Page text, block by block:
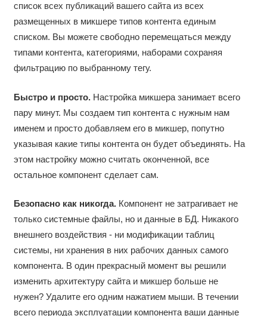
список всех публикаций вашего сайта из всех
размещенных в микшере типов контента единым
списком. Вы можете свободно перемещаться между
типами контента, категориями, наборами сохраняя
фильтрацию по выбранному тегу.
Быстро и просто.Настройка микшера занимает всего
пару минут. Мы создаем тип контента с нужным нам
именем и просто добавляем его в микшер, попутно
указывая какие типы контента он будет объединять. На
этом настройку можно считать оконченной, все
остальное компонент сделает сам.
Безопасно как никогда.Компонент не затрагивает не
только системные файлы, но и данные в БД. Никакого
внешнего воздействия - ни модификации таблиц
системы, ни хранения в них рабочих данных самого
компонента. В один прекрасный момент вы решили
изменить архитектуру сайта и микшер больше не
нужен? Удалите его одним нажатием мыши. В течении
всего периода эксплуатации компонента ваши данные